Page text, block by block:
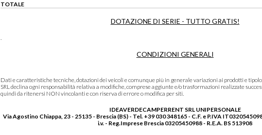
TOTALE
DOTAZIONE DI SERIE - TUTTO GRATIS!
.
CONDIZIONI GENERALI
Dati e caratteristiche tecniche, dotazioni dei veicoli e comunque più in generale variazioni ai prodotti e
SRL declina ogni responsabilità relativa a modifiche, comprese aggiunte e/o trasformazioni realizzate
quindi da ritenersi NON vincolanti e con riserva di errore o modifica per siti.
IDEAVERDECAMPERRENT SRL UNIPERSONALE
Via Agostino Chiappa, 23 - 25135 - Brescia (BS) - Tel. +39 030 348165 - C.F. e P.IVA
i.v. - Reg.Imprese Brescia 03205450988 - R.E.A. BS 513908